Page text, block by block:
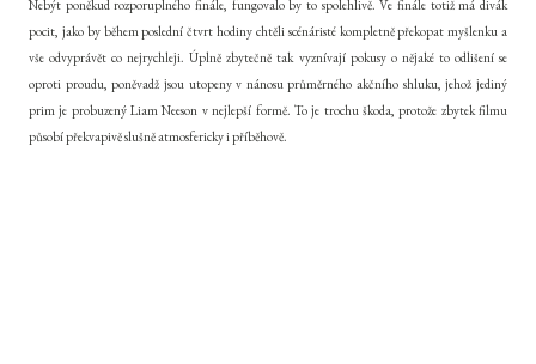
Nebýt poněkud rozporuplného finále, fungovalo by to spolehlivě. Ve finále totiž má divák
pocit, jako by během poslední čtvrt hodiny chtěli scénáristé kompletně překopat myšlenku a
vše odvyprávět co nejrychleji. Úplně zbytečně tak vyznívají pokusy o nějaké to odlišení se
oproti proudu, poněvadž jsou utopeny v nánosu průměrného akčního shluku, jehož jediný
prim je probuzený Liam Neeson v nejlepší formě. To je trochu škoda, protože zbytek filmu
působí překvapivě slušně atmosfericky i příběhově.